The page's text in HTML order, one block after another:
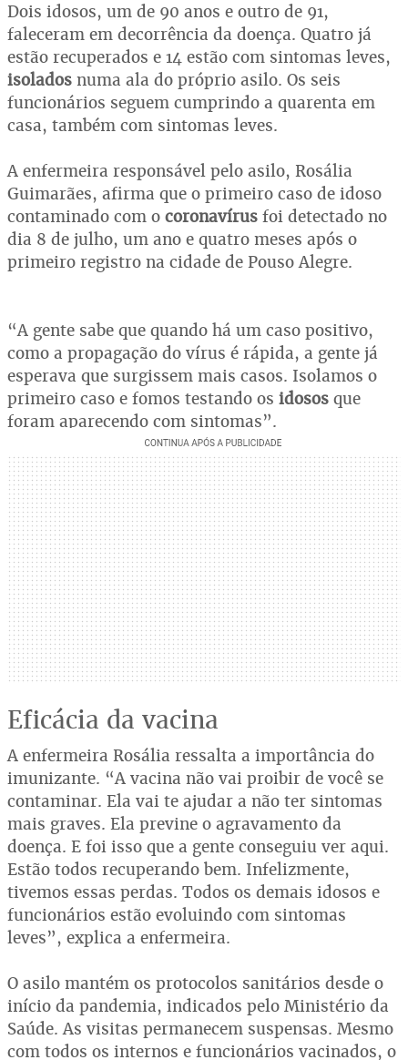
Dois idosos, um de 90 anos e outro de 91,
faleceram em decorrência da doença. Quatro já
estão recuperados e 14 estão com sintomas leves,
isolados numa ala do próprio asilo. Os seis
funcionários seguem cumprindo a quarenta em
casa, também com sintomas leves.
A enfermeira responsável pelo asilo, Rosália
Guimarães, afirma que o primeiro caso de idoso
contaminado com o coronavírus foi detectado no
dia 8 de julho, um ano e quatro meses após o
primeiro registro na cidade de Pouso Alegre.
“A gente sabe que quando há um caso positivo,
como a propagação do vírus é rápida, a gente já
esperava que surgissem mais casos. Isolamos o
primeiro caso e fomos testando os idosos que
foram aparecendo com sintomas”.
Eficácia da vacina
A enfermeira Rosália ressalta a importância do
imunizante. “A vacina não vai proibir de você se
contaminar. Ela vai te ajudar a não ter sintomas
mais graves. Ela previne o agravamento da
doença. E foi isso que a gente conseguiu ver aqui.
Estão todos recuperando bem. Infelizmente,
tivemos essas perdas. Todos os demais idosos e
funcionários estão evoluindo com sintomas
leves”, explica a enfermeira.
O asilo mantém os protocolos sanitários desde o
início da pandemia, indicados pelo Ministério da
Saúde. As visitas permanecem suspensas. Mesmo
com todos os internos e funcionários vacinados, o